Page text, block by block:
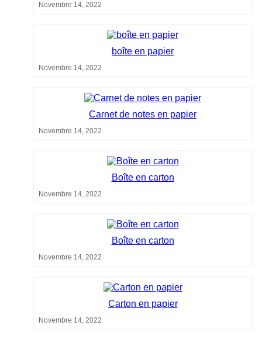
Novembre 14, 2022
boîte en papier
Novembre 14, 2022
Carnet de notes en papier
Novembre 14, 2022
Boîte en carton
Novembre 14, 2022
Boîte en carton
Novembre 14, 2022
Carton en papier
Novembre 14, 2022